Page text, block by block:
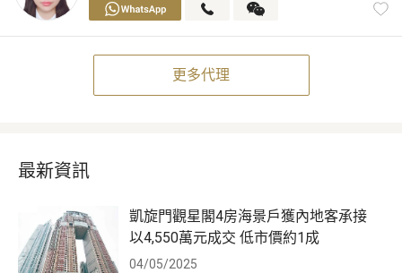
更多代理
最新資訊
凱旋門觀星閣4房海景戶獲內地客承接
以4,550萬元成交 低市價約1成
04/05/2025